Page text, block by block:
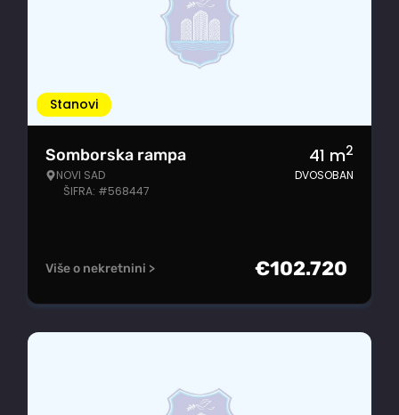
Stanovi
Somborska rampa
NOVI SAD
ŠIFRA: #568447
41 m2
DVOSOBAN
Više o nekretnini > €102.720